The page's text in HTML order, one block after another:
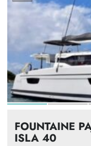
FOUNTAINE
ISLA 40